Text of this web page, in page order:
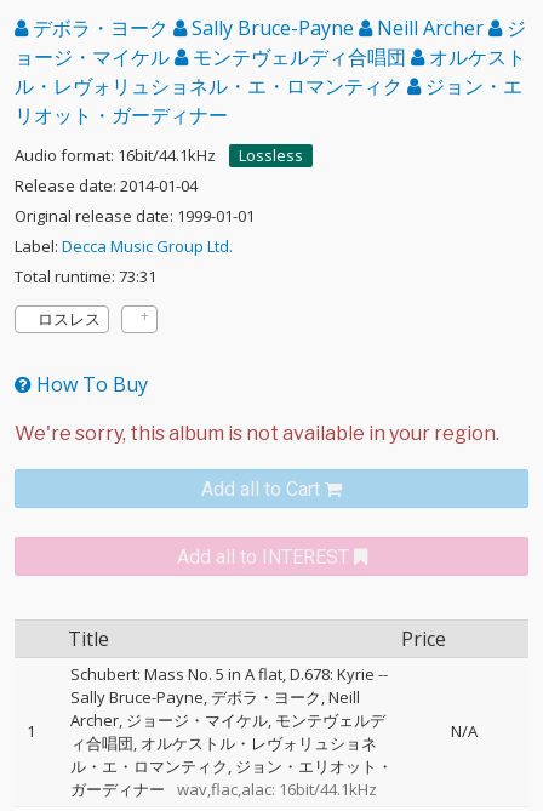
デボラ・ヨーク Sally Bruce-Payne Neill Archer
ジ
ョージ・マイケル
モンテヴェルディ合唱団
オルケスト
ル・レヴォリュショネル・エ・ロマンティク
ジョン・エ
リオット・ガーディナー
Audio format: 16bit/44.1kHz
Lossless
Release date: 2014-01-04
Original release date: 1999-01-01
Label: Decca Music Group Ltd.
Total runtime: 73:31
ロスレス
How To Buy
Add all to Cart
Add all to INTEREST
Title Price
1
Schubert: Mass No. 5 in A flat, D.678: Kyrie --
Sally Bruce-Payne デボラ・ヨーク Neill
Archer ジョージ・マイケル モンテヴェルデ
ィ合唱団 オルケストル・レヴォリュショネ
ル・エ・ロマンティク ジョン・エリオット・
ガーディナー
wav,flac,alac: 16bit/44.1kHz
N/A